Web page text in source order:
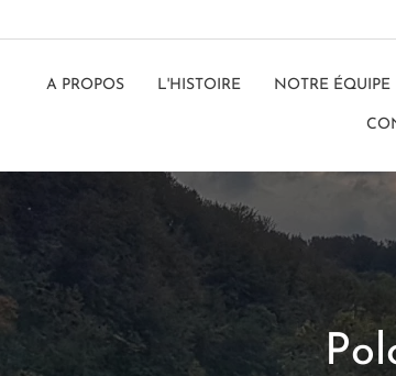
A PROPOS L'HISTOIRE NOTRE ÉQUIPE